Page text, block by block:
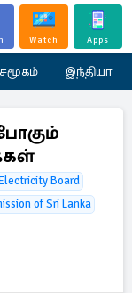
Watch Apps
சமூகம் இந்தியா
Board
of Sri Lanka